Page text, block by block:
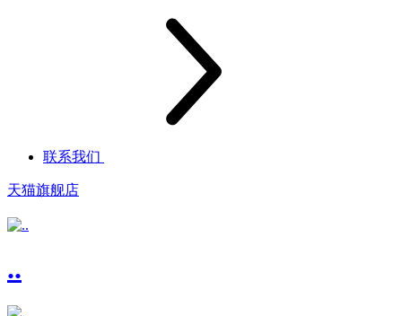
联系我们
天猫旗舰店
..